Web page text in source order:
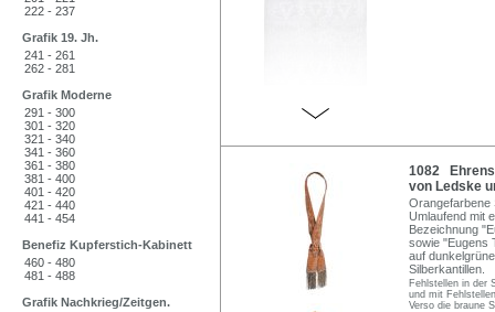
222 - 237
Grafik 19. Jh.
241 - 261
262 - 281
Grafik Moderne
291 - 300
301 - 320
321 - 340
341 - 360
361 - 380
381 - 400
401 - 420
421 - 440
441 - 454
Benefiz Kupferstich-Kabinett
460 - 480
481 - 488
Grafik Nachkrieg/Zeitgen.
1082
von Ledske
Orangefarbene
Umlaufend mit
Bezeichnung
sowie "Eugens
auf
Silberkantillen.
Fehlstellen in der
und mit
Verso die braune